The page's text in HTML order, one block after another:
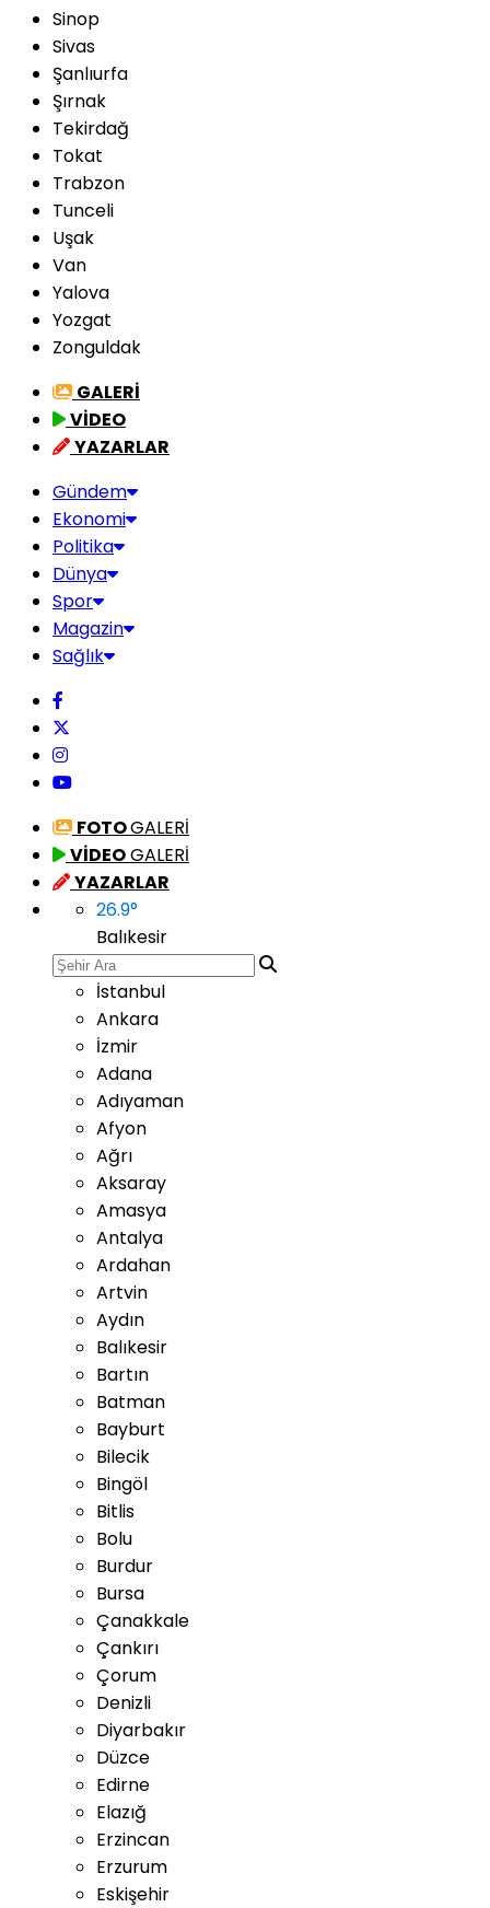
Sinop
Sivas
Şanlıurfa
Şırnak
Tekirdağ
Tokat
Trabzon
Tunceli
Uşak
Van
Yalova
Yozgat
Zonguldak
GALERİ
VİDEO
YAZARLAR
Gündem
Ekonomi
Politika
Dünya
Spor
Magazin
Sağlık
FOTOGALERİ
VİDEOGALERİ
YAZARLAR
26.9°
Balıkesir
İstanbul
Ankara
İzmir
Adana
Adıyaman
Afyon
Ağrı
Aksaray
Amasya
Antalya
Ardahan
Artvin
Aydın
Balıkesir
Bartın
Batman
Bayburt
Bilecik
Bingöl
Bitlis
Bolu
Burdur
Bursa
Çanakkale
Çankırı
Çorum
Denizli
Diyarbakır
Düzce
Edirne
Elazığ
Erzincan
Erzurum
Eskişehir